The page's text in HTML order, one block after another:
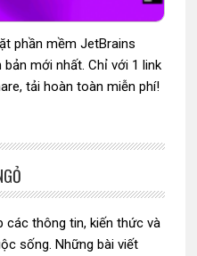
phần mềm JetBrains
bản mới nhất. Chỉ với 1 link
tải hoàn toàn miễn phí!
các thông tin, kiến thức và
sống. Những bài viết